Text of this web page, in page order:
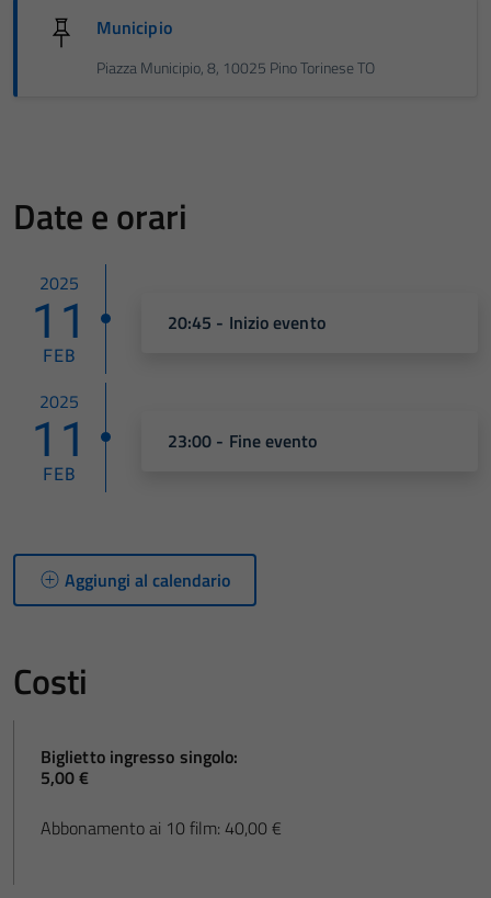
Municipio
Piazza Municipio, 8, 10025 Pino Torinese TO
Date e orari
2025
11
FEB
20:45 - Inizio evento
2025
11
FEB
23:00 - Fine evento
Aggiungi al calendario
Costi
Biglietto ingresso singolo:
5,00 €
Abbonamento ai 10 film: 40,00 €